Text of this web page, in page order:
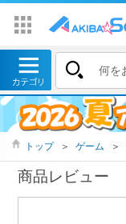
トップ ＞ ゲーム ＞
商品レビュー